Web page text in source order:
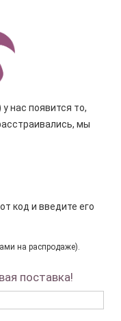
нас появится то,
мы
код и введите его
на распродаже).
поставка!